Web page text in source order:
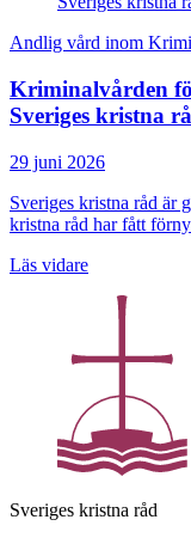
Andlig vård inom
Kriminalvården
Sveriges kristna
29 juni 2026
Sveriges kristna råd är
kristna råd har fått
Läs vidare
Sveriges kristna råd